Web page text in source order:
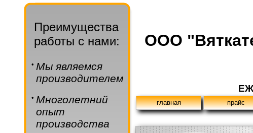
ООО
главная прайс
Преимущества
работы с нами:
• Мы являемся
производителем
• Многолетний
опыт
производства